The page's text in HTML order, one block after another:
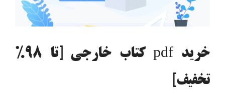
خرید pdf کتاب خارجی [تا 98%
تخفیف]